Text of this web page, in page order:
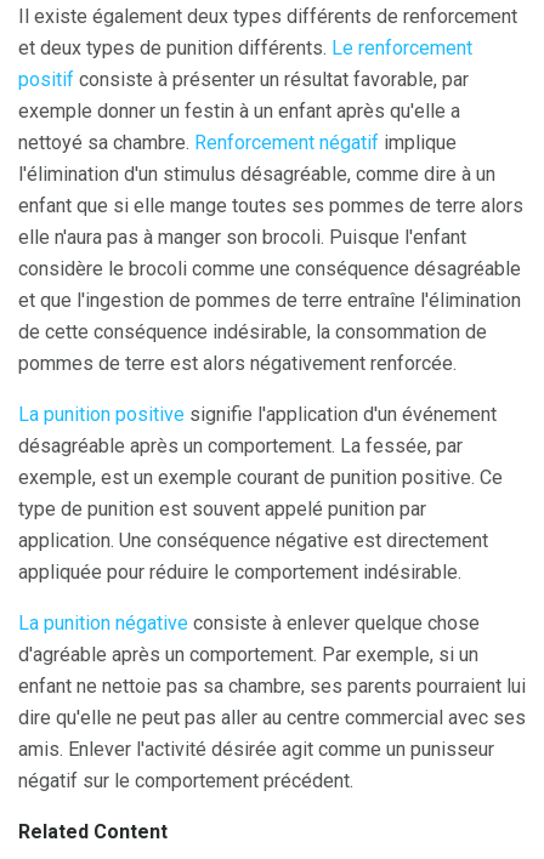
Il existe également deux types différents de renforcement
et deux types de punition différents. Le renforcement
positif consiste à présenter un résultat favorable, par
exemple donner un festin à un enfant après qu'elle a
nettoyé sa chambre. Renforcement négatif implique
l'élimination d'un stimulus désagréable, comme dire à un
enfant que si elle mange toutes ses pommes de terre alors
elle n'aura pas à manger son brocoli. Puisque l'enfant
considère le brocoli comme une conséquence désagréable
et que l'ingestion de pommes de terre entraîne l'élimination
de cette conséquence indésirable, la consommation de
pommes de terre est alors négativement renforcée.
La punition positive signifie l'application d'un événement
désagréable après un comportement. La fessée, par
exemple, est un exemple courant de punition positive. Ce
type de punition est souvent appelé punition par
application. Une conséquence négative est directement
appliquée pour réduire le comportement indésirable.
La punition négative consiste à enlever quelque chose
d'agréable après un comportement. Par exemple, si un
enfant ne nettoie pas sa chambre, ses parents pourraient lui
dire qu'elle ne peut pas aller au centre commercial avec ses
amis. Enlever l'activité désirée agit comme un punisseur
négatif sur le comportement précédent.
Related Content